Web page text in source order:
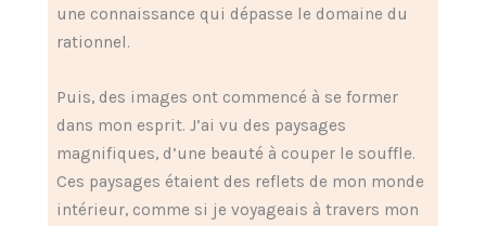
une connaissance qui dépasse le domaine du
rationnel.
Puis, des images ont commencé à se former
dans mon esprit. J’ai vu des paysages
magnifiques, d’une beauté à couper le souffle.
Ces paysages étaient des reflets de mon monde
intérieur, comme si je voyageais à travers mon